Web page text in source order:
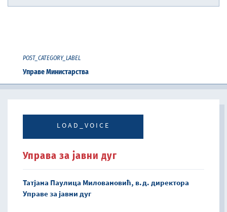
POST_CATEGORY_LABEL
Управе Министарства
LOAD_VOICE
Управа за јавни дуг
Татјана Паулица Миловановић, в.д. директора
Управе за јавни дуг